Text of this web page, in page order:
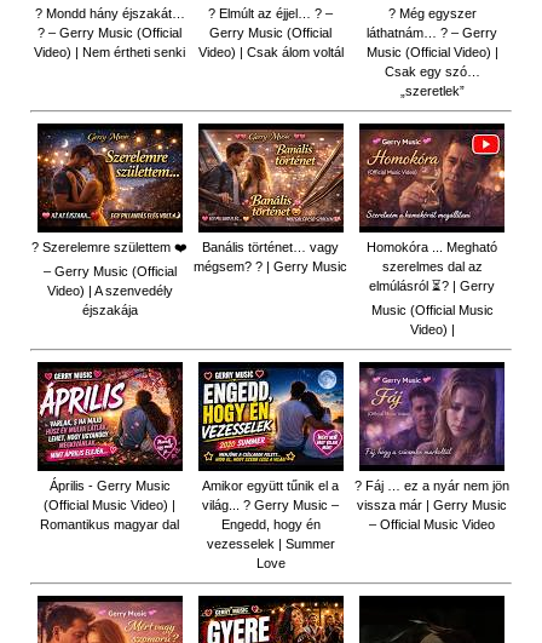
? Mondd hány éjszakát…
? – Gerry Music (Official
Video) | Nem értheti senki
? Elmúlt az éjjel… ? –
Gerry Music (Official
Video) | Csak álom voltál
? Még egyszer
láthatnám… ? – Gerry
Music (Official Video) |
Csak egy szó…
„szeretlek”
? Szerelemre születtem ❤️
– Gerry Music (Official
Video) | A szenvedély
éjszakája
Banális történet… vagy
mégsem? ? | Gerry Music
Homokóra ... Megható
szerelmes dal az
elmúlásról ⏳? | Gerry
Music (Official Music
Video) |
Április - Gerry Music
(Official Music Video) |
Romantikus magyar dal
Amikor együtt tűnik el a
világ... ? Gerry Music –
Engedd, hogy én
vezesselek | Summer
Love
? Fáj … ez a nyár nem jön
vissza már | Gerry Music
– Official Music Video